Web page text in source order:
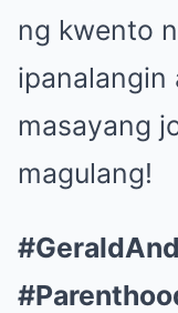
ng kwento
ipanalangin
masayang
magulang!